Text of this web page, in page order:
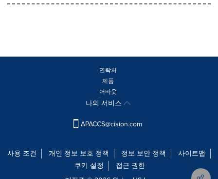
연락처
제품
어바웃
나의 서비스
APACCS@cision.com
사용 조건 개인 정보 보호 정책 정보 보안 정책
사이트맵
쿠키 설정
접근 권한